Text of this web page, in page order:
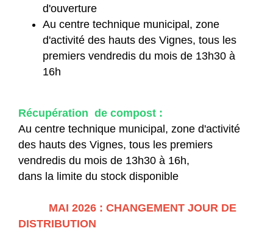
d'ouverture
Au centre technique municipal, zone
d'activité des hauts des Vignes, tous les
premiers vendredis du mois de 13h30 à
16h
Récupération de compost :
Au centre technique municipal, zone d'activité
des hauts des Vignes, tous les premiers
vendredis du mois de 13h30 à 16h,
dans la limite du stock disponible
MAI 2026 : CHANGEMENT JOUR DE
DISTRIBUTION